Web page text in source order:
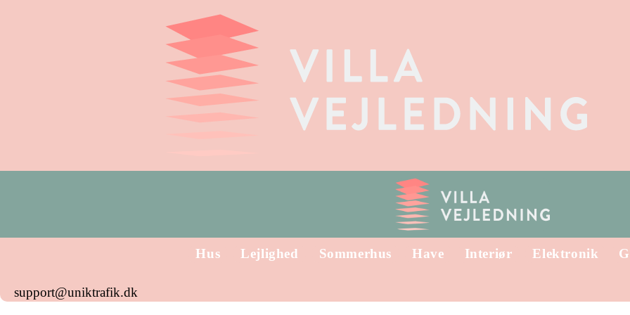
Hus Lejlighed Sommerhus Have Interiør Elektronik
support@uniktrafik.dk